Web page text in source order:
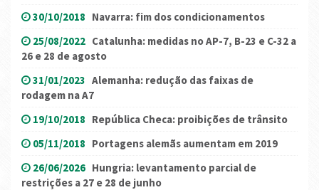
30/10/2018 Navarra: fim dos condicionamentos
25/08/2022 Catalunha: medidas no AP-7, B-23 e C-32 a
26 e 28 de agosto
31/01/2023 Alemanha: redução das faixas de
rodagem na A7
19/10/2018 República Checa: proibições de trânsito
05/11/2018 Portagens alemãs aumentam em 2019
26/06/2026 Hungria: levantamento parcial de
restrições a 27 e 28 de junho